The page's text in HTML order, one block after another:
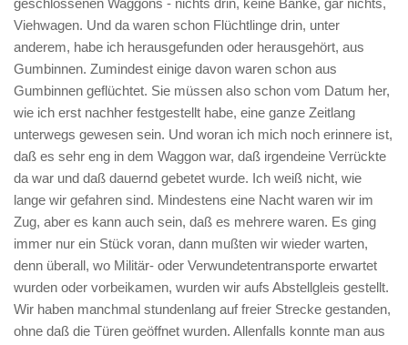
geschlossenen Waggons - nichts drin, keine Bänke, gar nichts,
Viehwagen. Und da waren schon Flüchtlinge drin, unter
anderem, habe ich herausgefunden oder herausgehört, aus
Gumbinnen. Zumindest einige davon waren schon aus
Gumbinnen geflüchtet. Sie müssen also schon vom Datum her,
wie ich erst nachher festgestellt habe, eine ganze Zeitlang
unterwegs gewesen sein. Und woran ich mich noch erinnere ist,
daß es sehr eng in dem Waggon war, daß irgendeine Verrückte
da war und daß dauernd gebetet wurde. Ich weiß nicht, wie
lange wir gefahren sind. Mindestens eine Nacht waren wir im
Zug, aber es kann auch sein, daß es mehrere waren. Es ging
immer nur ein Stück voran, dann mußten wir wieder warten,
denn überall, wo Militär- oder Verwundetentransporte erwartet
wurden oder vorbeikamen, wurden wir aufs Abstellgleis gestellt.
Wir haben manchmal stundenlang auf freier Strecke gestanden,
ohne daß die Türen geöffnet wurden. Allenfalls konnte man aus